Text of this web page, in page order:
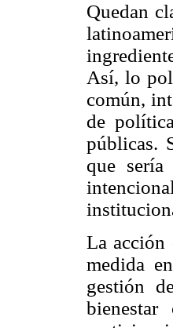
Quedan
Así, lo
común,
de
públicas.
que
La acción
medida
gestión